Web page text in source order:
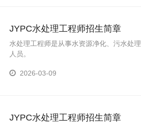
JYPC水处理工程师招生简章
水处理工程师是从事水资源净化、污水处
人员。
2026-03-09
JYPC水处理工程师招生简章